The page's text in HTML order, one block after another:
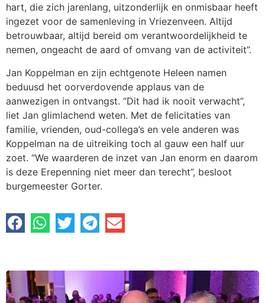
hart, die zich jarenlang, uitzonderlijk en onmisbaar heeft
ingezet voor de samenleving in Vriezenveen. Altijd
betrouwbaar, altijd bereid om verantwoordelijkheid te
nemen, ongeacht de aard of omvang van de activiteit”.
Jan Koppelman en zijn echtgenote Heleen namen
beduusd het oorverdovende applaus van de
aanwezigen in ontvangst. “Dit had ik nooit verwacht”,
liet Jan glimlachend weten. Met de felicitaties van
familie, vrienden, oud-collega’s en vele anderen was
Koppelman na de uitreiking toch al gauw een half uur
zoet. “We waarderen de inzet van Jan enorm en daarom
is deze Erepenning niet meer dan terecht”, besloot
burgemeester Gorter.